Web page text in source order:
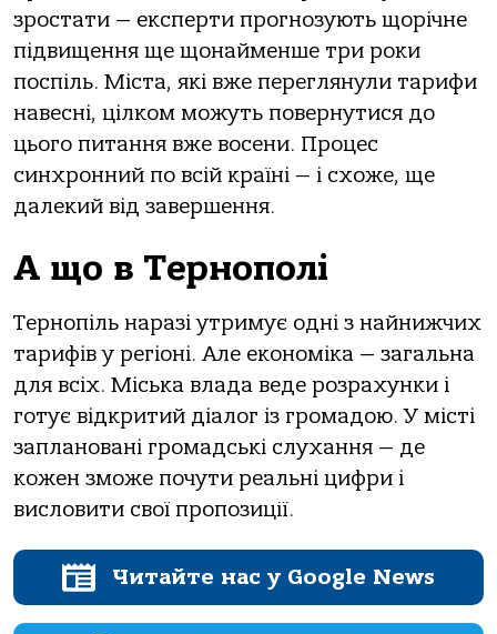
зростати — експерти прогнозують щорічне
підвищення ще щонайменше три роки
поспіль. Міста, які вже переглянули тарифи
навесні, цілком можуть повернутися до
цього питання вже восени. Процес
синхронний по всій країні — і схоже, ще
далекий від завершення.
А що в Тернополі
Тернопіль наразі утримує одні з найнижчих
тарифів у регіоні. Але економіка — загальна
для всіх. Міська влада веде розрахунки і
готує відкритий діалог із громадою. У місті
заплановані громадські слухання — де
кожен зможе почути реальні цифри і
висловити свої пропозиції.
Читайте нас у Google News